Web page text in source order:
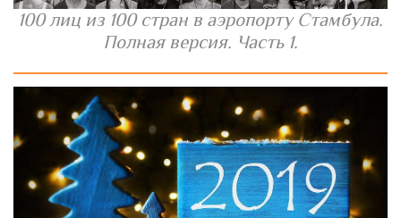
100 лиц из 100 стран в аэропорту Стамбула.
Полная версия. Часть 1.